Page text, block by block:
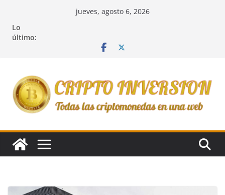
contenido
jueves, agosto 6, 2026
Lo
último: